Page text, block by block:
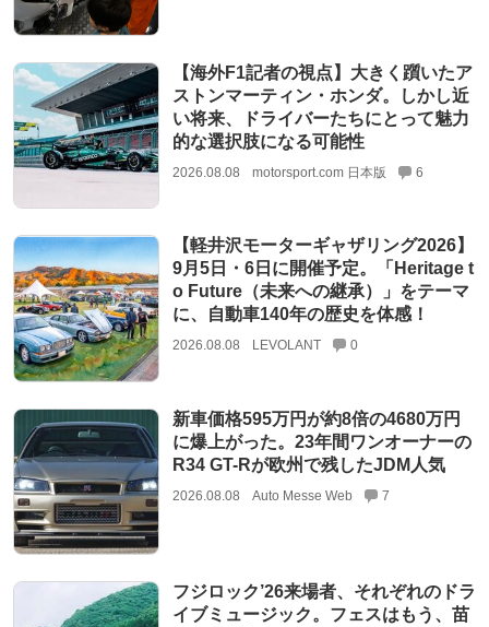
【海外F1記者の視点】大きく躓いたア
ストンマーティン・ホンダ。しかし近
い将来、ドライバーたちにとって魅力
的な選択肢になる可能性
2026.08.08 motorsport.com 日本版 6
【軽井沢モーターギャザリング2026】
9月5日・6日に開催予定。「Heritage t
o Future（未来への継承）」をテーマ
に、自動車140年の歴史を体感！
2026.08.08 LEVOLANT 0
新車価格595万円が約8倍の4680万円
に爆上がった。23年間ワンオーナーの
R34 GT-Rが欧州で残したJDM人気
2026.08.08 Auto Messe Web 7
フジロック’26来場者、それぞれのドラ
イブミュージック。フェスはもう、苗